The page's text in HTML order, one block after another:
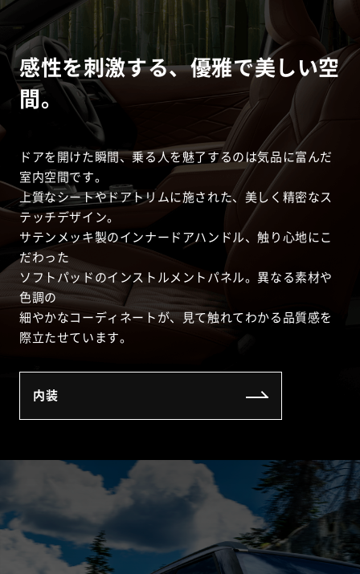
感性を刺激する、優雅で美しい空
間。
ドアを開けた瞬間、乗る人を魅了するのは気品に富んだ
室内空間です。
上質なシートやドアトリムに施された、美しく精密なス
テッチデザイン。
サテンメッキ製のインナードアハンドル、触り心地にこ
だわった
ソフトパッドのインストルメントパネル。異なる素材や
色調の
細やかなコーディネートが、見て触れてわかる品質感を
際立たせています。
内装